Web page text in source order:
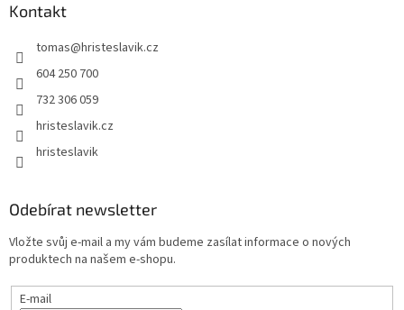
Kontakt
tomas@hristeslavik.cz
604 250 700
732 306 059
hristeslavik.cz
hristeslavik
Odebírat newsletter
Vložte svůj e-mail a my vám budeme zasílat informace o nových
produktech na našem e-shopu.
E-mail